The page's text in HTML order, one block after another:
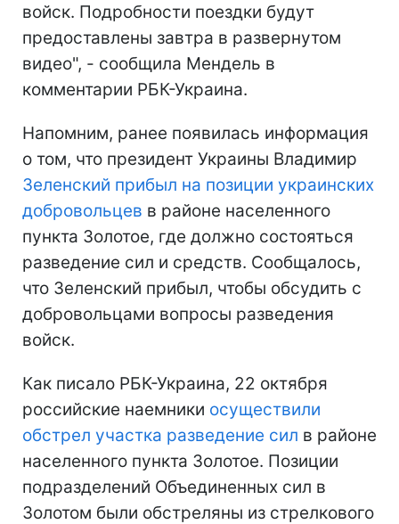
войск. Подробности поездки будут
предоставлены завтра в развернутом
видео", - сообщила Мендель в
комментарии РБК-Украина.
Напомним, ранее появилась информация
о том, что президент Украины Владимир
Зеленский прибыл на позиции украинских
добровольцев в районе населенного
пункта Золотое, где должно состояться
разведение сил и средств. Сообщалось,
что Зеленский прибыл, чтобы обсудить с
добровольцами вопросы разведения
войск.
Как писало РБК-Украина, 22 октября
российские наемники осуществили
обстрел участка разведение сил в районе
населенного пункта Золотое. Позиции
подразделений Объединенных сил в
Золотом были обстреляны из стрелкового